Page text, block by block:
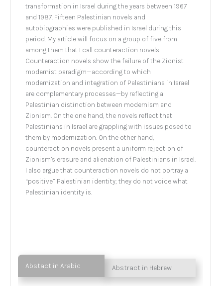
transformation in Israel during the years between 1967
and 1987. Fifteen Palestinian novels and
autobiographies were published in Israel during this
period. My article will focus on a group of five from
among them that I call counteraction novels.
Counteraction novels show the failure of the Zionist
modernist paradigm—according to which
modernization and integration of Palestinians in Israel
are complementary processes—by reflecting a
Palestinian distinction between modernism and
Zionism. On the one hand, the novels reflect that
Palestinians in Israel are grappling with issues posed to
them by modernization. On the other hand,
counteraction novels present a uniform rejection of
Zionism’s erasure and alienation of Palestinians in Israel.
I also argue that counteraction novels do not portray a
“positive” Palestinian identity; they do not voice what
Palestinian identity is.
Abstact in Arabic Abstract in Hebrew